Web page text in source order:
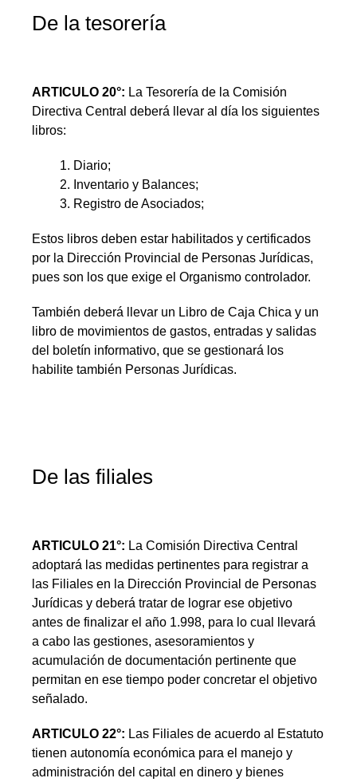
De la tesorería
ARTICULO 20°: La Tesorería de la Comisión
Directiva Central deberá llevar al día los siguientes
libros:
Diario;
Inventario y Balances;
Registro de Asociados;
Estos libros deben estar habilitados y certificados
por la Dirección Provincial de Personas Jurídicas,
pues son los que exige el Organismo controlador.
También deberá llevar un Libro de Caja Chica y un
libro de movimientos de gastos, entradas y salidas
del boletín informativo, que se gestionará los
habilite también Personas Jurídicas.
De las filiales
ARTICULO 21°: La Comisión Directiva Central
adoptará las medidas pertinentes para registrar a
las Filiales en la Dirección Provincial de Personas
Jurídicas y deberá tratar de lograr ese objetivo
antes de finalizar el año 1.998, para lo cual llevará
a cabo las gestiones, asesoramientos y
acumulación de documentación pertinente que
permitan en ese tiempo poder concretar el objetivo
señalado.
ARTICULO 22°: Las Filiales de acuerdo al Estatuto
tienen autonomía económica para el manejo y
administración del capital en dinero y bienes